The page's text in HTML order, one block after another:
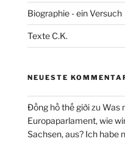
Biographie - ein Versuch
Texte C.K.
NEUESTE
Đồng hồ thế giớizu Was
Europaparlament, wie
Sachsen, aus? Ich habe